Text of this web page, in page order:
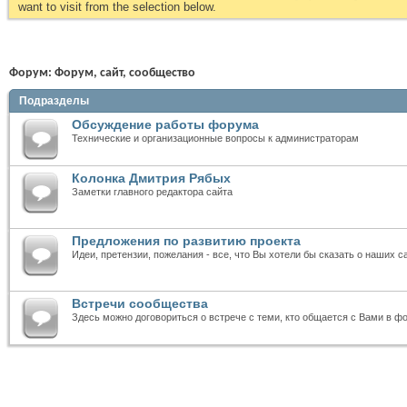
want to visit from the selection below.
Форум: Форум, сайт, сообщество
Подразделы
Обсуждение работы форума
Технические и организационные вопросы к администраторам
Колонка Дмитрия Рябых
Заметки главного редактора сайта
Предложения по развитию проекта
Идеи, претензии, пожелания - все, что Вы хотели бы сказать о наших
Встречи сообщества
Здесь можно договориться о встрече с теми, кто общается с Вами в